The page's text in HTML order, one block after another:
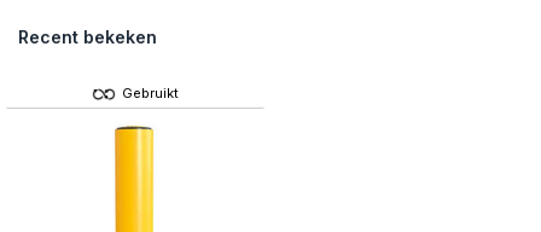
Recent bekeken
Gebruikt